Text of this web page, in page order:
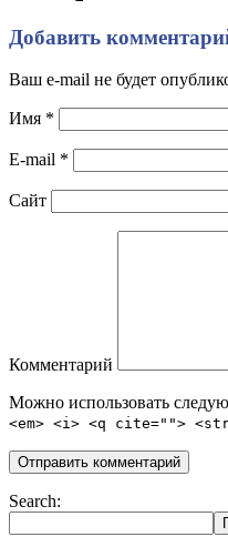
Добавить
Ваш e-mail не будет
Имя *
E-mail *
Сайт
Комментарий
Можно использовать
<em> <i> <q cite="">
Search: